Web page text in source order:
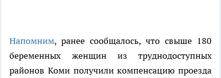
Напомним, ранее сообщалось, что свыше 180
беременных женщин из труднодоступных
районов Коми получили компенсацию проезда